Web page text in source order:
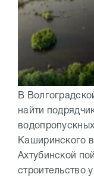
В
найти
Каширинского
Ахтубинской
строительство